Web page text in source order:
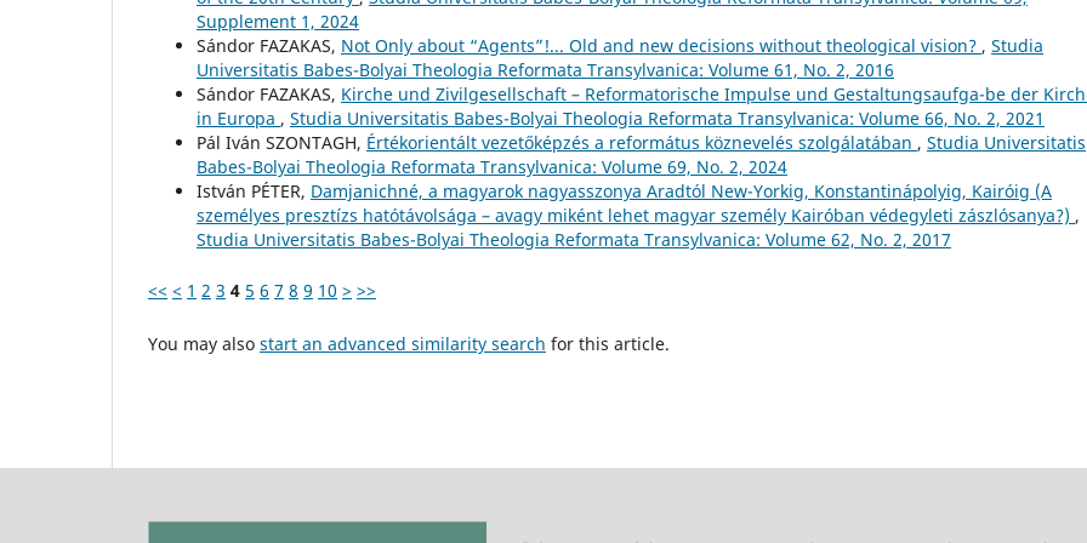
Supplement 1, 2024
Sándor FAZAKAS, Not Only about “Agents”!... Old and new decisions without theological vision? , Studia
Universitatis Babes-Bolyai Theologia Reformata Transylvanica: Volume 61, No. 2, 2016
Sándor FAZAKAS, Kirche und Zivilgesellschaft – Reformatorische Impulse und Gestaltungsaufga-be der
in Europa , Studia Universitatis Babes-Bolyai Theologia Reformata Transylvanica: Volume 66, No. 2, 2021
Pál Iván SZONTAGH, Értékorientált vezetőképzés a református köznevelés szolgálatában , Studia Universitatis
Babes-Bolyai Theologia Reformata Transylvanica: Volume 69, No. 2, 2024
István PÉTER, Damjanichné, a magyarok nagyasszonya Aradtól New-Yorkig, Konstantinápolyig, Kairóig (A
személyes presztízs hatótávolsága – avagy miként lehet magyar személy Kairóban védegyleti zászlósanya?) ,
Studia Universitatis Babes-Bolyai Theologia Reformata Transylvanica: Volume 62, No. 2, 2017
<< < 1 2 3 4 5 6 7 8 9 10 > >>
You may also start an advanced similarity search for this article.